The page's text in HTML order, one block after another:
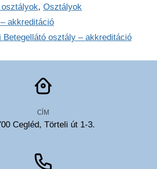
,Osztályok
akkreditáció
Betegellátó osztály – akkreditáció
CÍM
Cegléd, Törteli út 1-3.